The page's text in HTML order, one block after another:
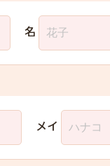
名
メイ